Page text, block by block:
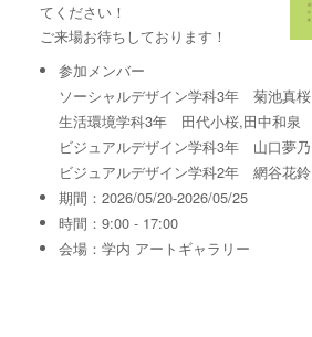
てください！
ご来場お待ちしております！
参加メンバー
ソーシャルデザイン学科3年 菊池真桜
生活環境学科3年 田代小桜,田中和泉
ビジュアルデザイン学科3年 山口夢乃
ビジュアルデザイン学科2年 網谷花鈴
期間：2026/05/20-2026/05/25
時間：9:00 - 17:00
会場：学内 アートギャラリー